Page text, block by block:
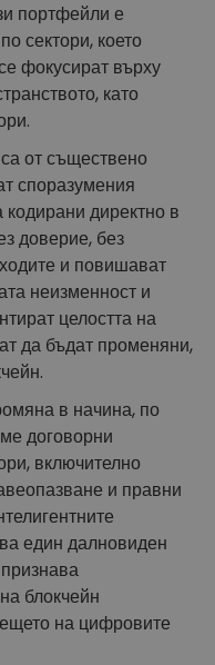
портфейли е
сектори, което
фокусират върху
като
от съществено
споразумения
директно в
доверие, без
и повишават
неизменност и
целостта на
да бъдат променяни,
в начина, по
договорни
включително
и правни
един далновиден
блокчейн
на цифровите